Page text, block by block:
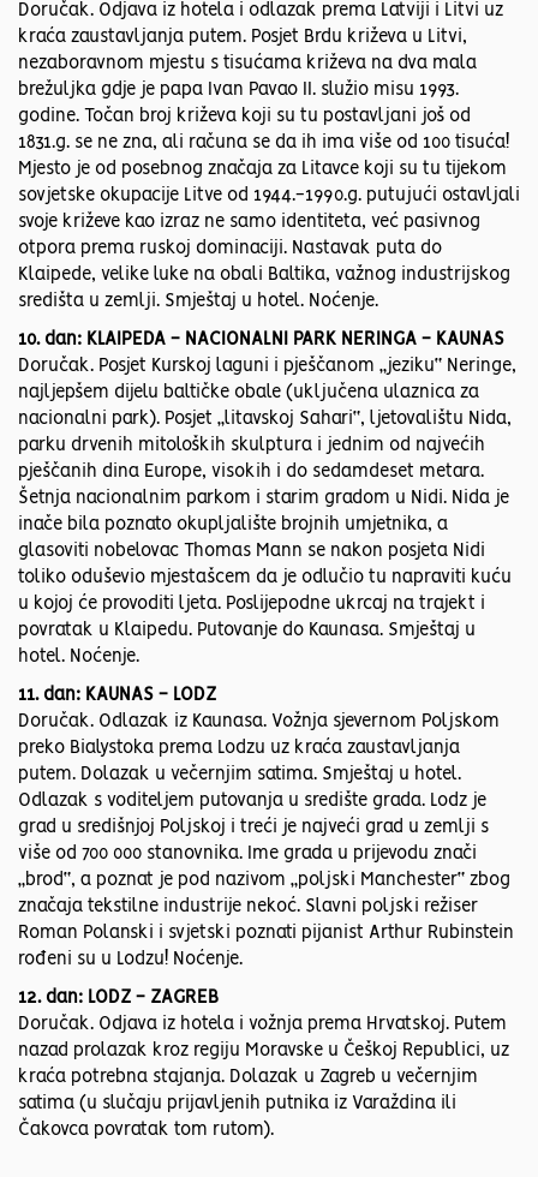
Doručak. Odjava iz hotela i odlazak prema Latviji i Litvi uz
kraća zaustavljanja putem. Posjet Brdu križeva u Litvi,
nezaboravnom mjestu s tisućama križeva na dva mala
brežuljka gdje je papa Ivan Pavao II. služio misu 1993.
godine. Točan broj križeva koji su tu postavljani još od
1831.g. se ne zna, ali računa se da ih ima više od 100 tisuća!
Mjesto je od posebnog značaja za Litavce koji su tu tijekom
sovjetske okupacije Litve od 1944.-1990.g. putujući ostavljali
svoje križeve kao izraz ne samo identiteta, već pasivnog
otpora prema ruskoj dominaciji. Nastavak puta do
Klaipede, velike luke na obali Baltika, važnog industrijskog
središta u zemlji. Smještaj u hotel. Noćenje.
10. dan: KLAIPEDA - NACIONALNI PARK NERINGA - KAUNAS
Doručak. Posjet Kurskoj laguni i pješčanom „jeziku“ Neringe,
najljepšem dijelu baltičke obale (uključena ulaznica za
nacionalni park). Posjet „litavskoj Sahari“, ljetovalištu Nida,
parku drvenih mitoloških skulptura i jednim od najvećih
pješčanih dina Europe, visokih i do sedamdeset metara.
Šetnja nacionalnim parkom i starim gradom u Nidi. Nida je
inače bila poznato okupljalište brojnih umjetnika, a
glasoviti nobelovac Thomas Mann se nakon posjeta Nidi
toliko oduševio mjestašcem da je odlučio tu napraviti kuću
u kojoj će provoditi ljeta. Poslijepodne ukrcaj na trajekt i
povratak u Klaipedu. Putovanje do Kaunasa. Smještaj u
hotel. Noćenje.
11. dan: KAUNAS - LODZ
Doručak. Odlazak iz Kaunasa. Vožnja sjevernom Poljskom
preko Bialystoka prema Lodzu uz kraća zaustavljanja
putem. Dolazak u večernjim satima. Smještaj u hotel.
Odlazak s voditeljem putovanja u središte grada. Lodz je
grad u središnjoj Poljskoj i treći je najveći grad u zemlji s
više od 700 000 stanovnika. Ime grada u prijevodu znači
„brod“, a poznat je pod nazivom „poljski Manchester“ zbog
značaja tekstilne industrije nekoć. Slavni poljski režiser
Roman Polanski i svjetski poznati pijanist Arthur Rubinstein
rođeni su u Lodzu! Noćenje.
12. dan: LODZ - ZAGREB
Doručak. Odjava iz hotela i vožnja prema Hrvatskoj. Putem
nazad prolazak kroz regiju Moravske u Češkoj Republici, uz
kraća potrebna stajanja. Dolazak u Zagreb u večernjim
satima (u slučaju prijavljenih putnika iz Varaždina ili
Čakovca povratak tom rutom).